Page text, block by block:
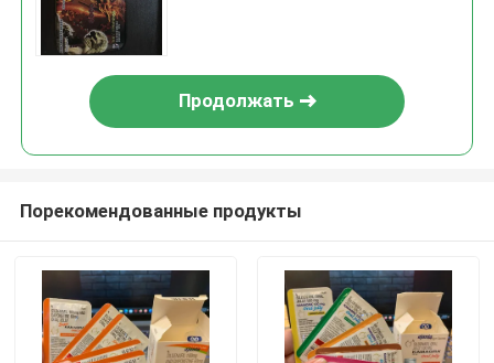
Продолжать
Порекомендованные продукты